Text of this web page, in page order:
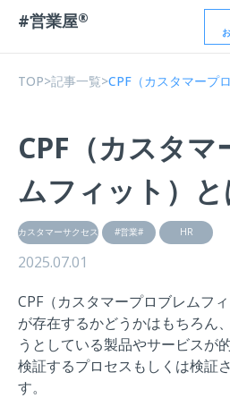
#営業屋®
TOP>記事一覧>CPF（カスタマープ
CPF（カスタマ
ムフィット）と
カスタマーサクセス #営業# HR
2025.07.01
CPF（カスタマープロブレムフ
が存在するかどうかはもちろん
うとしている製品やサービスが
検証するプロセスもしくは検証
す。